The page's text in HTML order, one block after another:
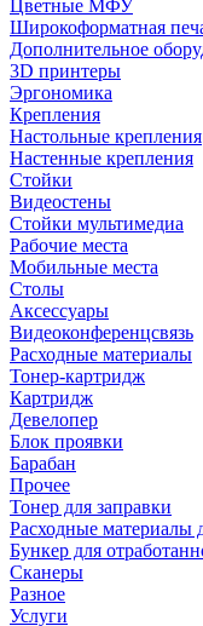
Цветные МФУ
Широкоформатная
Дополнительное
3D принтеры
Эргономика
Крепления
Настольные крепления
Настенные крепления
Стойки
Видеостены
Стойки мультимедиа
Рабочие места
Мобильные места
Столы
Аксессуары
Видеоконференцсвязь
Расходные материалы
Тонер-картридж
Картридж
Девелопер
Блок проявки
Барабан
Прочее
Тонер для заправки
Расходные материалы
Бункер для
Сканеры
Разное
Услуги